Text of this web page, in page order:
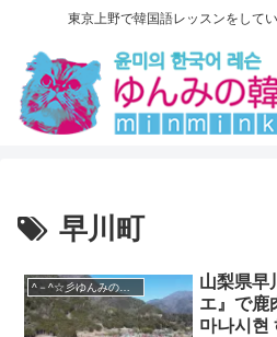
東京上野で韓国語レッスンをして
早川町
^－^☆彡ゆんみの旅行記
山梨県早
エ』で鹿
마나시현